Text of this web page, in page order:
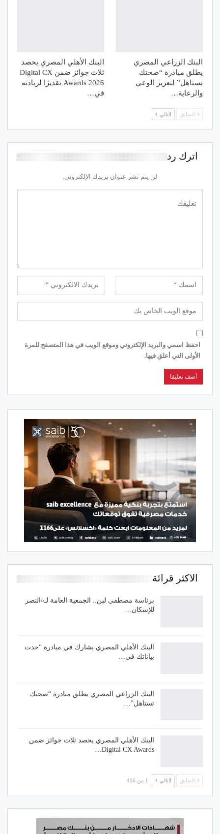
البنك الزراعي المصري
يطلق مبادرة “صحتك
تستاهل” لتعزيز الوعي
والرعاية…
البنك الأهلي المصري يحصد
ثلاث جوائز ضمن Digital CX
Awards 2026 تقديرًا لريادته
في…
السابق التالي
اترك رد
لن يتم نشر عنوان بريدك الإلكتروني.
احفظ اسمي والبريد الإلكتروني وموقع الويب في هذا المتصفح للمرة
الأولى التي أعلق فيها.
الاكثر قرائة
برئاسة مصطفى لبن.. الجمعية العامة لـ«النصر
للإسكان…
البنك الأهلي المصري يشارك في مبادرة “حدث
بياناتك في…
البنك الزراعي المصري يطلق مبادرة “صحتك
تستاهل”…
البنك الأهلي المصري يحصد ثلاث جوائز ضمن
Digital CX Awards…
السابق التالي 1 من 416